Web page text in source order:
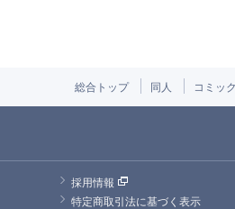
総合トップ 同人 コミッ
採用情報
特定商取引法に基づく表示